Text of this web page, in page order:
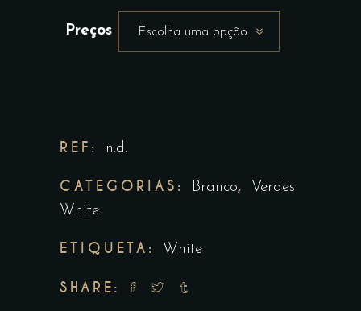
Preços Escolha uma opção
REF: n.d.
CATEGORIAS: Branco,
Verdes
White
ETIQUETA: White
SHARE: